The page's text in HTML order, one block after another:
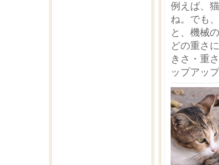
例えば、
ね。でも
と、機械
どの重さ
きさ・重
ップアッ